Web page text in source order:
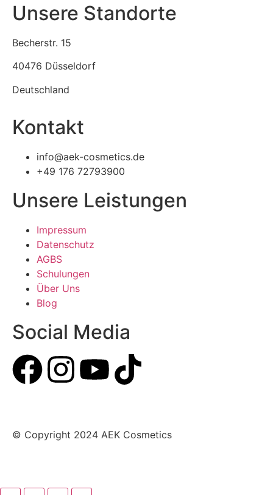
Unsere Standorte
Becherstr. 15
40476 Düsseldorf
Deutschland
Kontakt
info@aek-cosmetics.de
+49 176 72793900
Unsere Leistungen
Impressum
Datenschutz
AGBS
Schulungen
Über Uns
Blog
Social Media
© Copyright 2024 AEK Cosmetics